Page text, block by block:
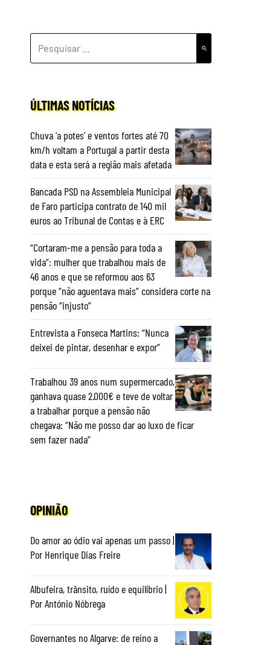
POR:
ÚLTIMAS NOTÍCIAS
Chuva ‘a potes’ e ventos fortes até 70
km/h voltam a Portugal a partir desta
data e esta será a região mais afetada
Bancada PSD na Assembleia Municipal
de Faro participa contrato de 140 mil
euros ao Tribunal de Contas e à ERC
“Cortaram-me a pensão para toda a
vida”: mulher que trabalhou mais de
46 anos e que se reformou aos 63
porque “não aguentava mais” considera corte na
pensão “injusto”
Entrevista a Fonseca Martins: “Nunca
deixei de pintar, desenhar e expor”
Trabalhou 39 anos num supermercado,
ganhava quase 2.000€ e teve de voltar
a trabalhar porque a pensão não
chegava: “Não me posso dar ao luxo de ficar
sem fazer nada”
OPINIÃO
Do amor ao ódio vai apenas um passo |
Por Henrique Dias Freire
Albufeira, trânsito, ruído e equilíbrio |
Por António Nóbrega
Governantes no Algarve: de reino a